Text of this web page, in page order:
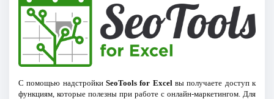
С помощью надстройки SeoTools for Excel вы получаете доступ к
функциям, которые полезны при работе с онлайн-маркетингом. Для